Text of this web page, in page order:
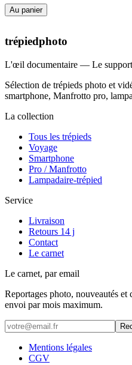
Au panier
trépiedphoto
L'œil documentaire — Le support
Sélection de trépieds photo et
smartphone, Manfrotto pro,
La collection
Tous les trépieds
Voyage
Smartphone
Pro / Manfrotto
Lampadaire-trépied
Service
Livraison
Retours 14 j
Contact
Le carnet
Le carnet, par email
Reportages photo, nouveautés et
envoi par mois maximum.
Mentions légales
CGV